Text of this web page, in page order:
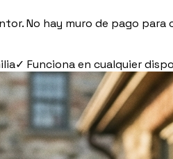
No hay muro de pago para
✓ Funciona en cualquier